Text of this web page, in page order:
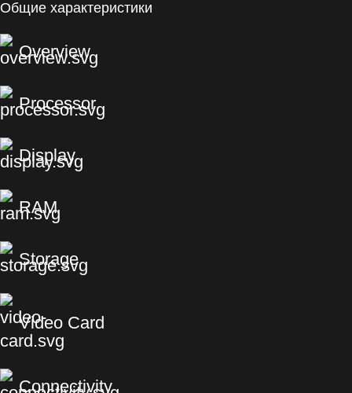
Общие характеристики
Overview
Processor
Display
RAM
Storage
Video Card
Connectivity